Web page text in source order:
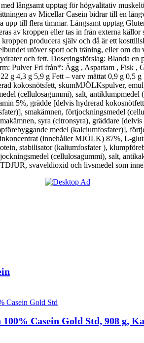
långsamt upptag för högvalitativ
av Micellar Casein bidrar till en
upp till flera timmar. Långsamt upptag
av kroppen eller tas in från externa
producera själv och då är ett
utöver sport och träning, eller om
och fett. Doseringsförslag: Blanda
Pulver Fri från*: Ägg , Aspartam , Fisk
g 4,3 g 5,9 g Fett – varv mättat 0,9 g 0,5
kokosnötsfett, skumMJÖLKspulver,
(cellulosagummi), salt,
5%, grädde [delvis hydrerad
smakämnen, förtjockningsmedel
syra (citronsyra), gräddare
medel (kalciumfosfater)],
(innehåller MJÖLK) 87%, L-
stabilisator (kaliumfosfater ),
(cellulosagummi), salt,
svaveldioxid och livsmedel som
Casein Gold Std, 908 g,